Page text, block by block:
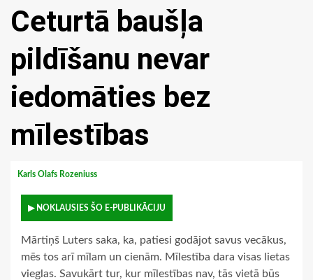
Ceturtā baušļa
pildīšanu nevar
iedomāties bez
mīlestības
Karls Olafs Rozeniuss
▶ NOKLAUSIES ŠO E-PUBLIKĀCIJU
Mārtiņš Luters saka, ka, patiesi godājot savus vecākus,
mēs tos arī mīlam un cienām. Mīlestība dara visas lietas
vieglas. Savukārt tur, kur mīlestības nav, tās vietā būs